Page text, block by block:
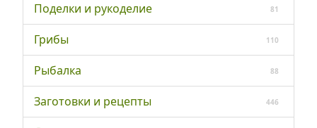
Поделки и рукоделие 81
Грибы 110
Рыбалка 88
Заготовки и рецепты 446